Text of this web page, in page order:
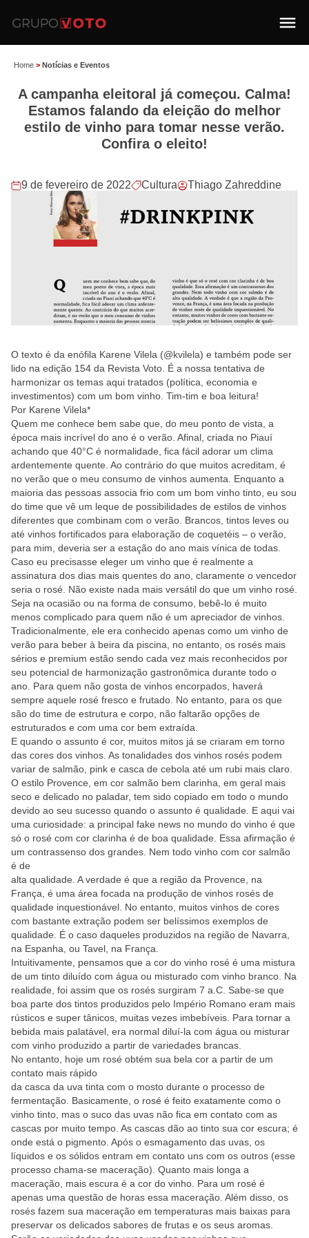
Home > Notícias e Eventos
A campanha eleitoral já começou. Calma!
Estamos falando da eleição do melhor
estilo de vinho para tomar nesse verão.
Confira o eleito!
9 de fevereiro de 2022 Cultura Thiago Zahreddine
O texto é da enófila Karene Vilela (@kvilela) e também pode ser
lido na edição 154 da Revista Voto. É a nossa tentativa de
harmonizar os temas aqui tratados (política, economia e
investimentos) com um bom vinho. Tim-tim e boa leitura!
Por Karene Vilela*
Quem me conhece bem sabe que, do meu ponto de vista, a
época mais incrível do ano é o verão. Afinal, criada no Piauí
achando que 40°C é normalidade, fica fácil adorar um clima
ardentemente quente. Ao contrário do que muitos acreditam, é
no verão que o meu consumo de vinhos aumenta. Enquanto a
maioria das pessoas associa frio com um bom vinho tinto, eu sou
do time que vê um leque de possibilidades de estilos de vinhos
diferentes que combinam com o verão. Brancos, tintos leves ou
até vinhos fortificados para elaboração de coquetéis – o verão,
para mim, deveria ser a estação do ano mais vínica de todas.
Caso eu precisasse eleger um vinho que é realmente a
assinatura dos dias mais quentes do ano, claramente o vencedor
seria o rosé. Não existe nada mais versátil do que um vinho rosé.
Seja na ocasião ou na forma de consumo, bebê-lo é muito
menos complicado para quem não é um apreciador de vinhos.
Tradicionalmente, ele era conhecido apenas como um vinho de
verão para beber à beira da piscina, no entanto, os rosés mais
sérios e premium estão sendo cada vez mais reconhecidos por
seu potencial de harmonização gastronômica durante todo o
ano. Para quem não gosta de vinhos encorpados, haverá
sempre aquele rosé fresco e frutado. No entanto, para os que
são do time de estrutura e corpo, não faltarão opções de
estruturados e com uma cor bem extraída.
E quando o assunto é cor, muitos mitos já se criaram em torno
das cores dos vinhos. As tonalidades dos vinhos rosés podem
variar de salmão, pink e casca de cebola até um rubi mais claro.
O estilo Provence, em cor salmão bem clarinha, em geral mais
seco e delicado no paladar, tem sido copiado em todo o mundo
devido ao seu sucesso quando o assunto é qualidade. E aqui vai
uma curiosidade: a principal fake news no mundo do vinho é que
só o rosé com cor clarinha é de boa qualidade. Essa afirmação é
um contrassenso dos grandes. Nem todo vinho com cor salmão
é de
alta qualidade. A verdade é que a região da Provence, na
França, é uma área focada na produção de vinhos rosés de
qualidade inquestionável. No entanto, muitos vinhos de cores
com bastante extração podem ser belíssimos exemplos de
qualidade. É o caso daqueles produzidos na região de Navarra,
na Espanha, ou Tavel, na França.
Intuitivamente, pensamos que a cor do vinho rosé é uma mistura
de um tinto diluído com água ou misturado com vinho branco. Na
realidade, foi assim que os rosés surgiram 7 a.C. Sabe-se que
boa parte dos tintos produzidos pelo Império Romano eram mais
rústicos e super tânicos, muitas vezes imbebíveis. Para tornar a
bebida mais palatável, era normal diluí-la com água ou misturar
com vinho produzido a partir de variedades brancas.
No entanto, hoje um rosé obtém sua bela cor a partir de um
contato mais rápido
da casca da uva tinta com o mosto durante o processo de
fermentação. Basicamente, o rosé é feito exatamente como o
vinho tinto, mas o suco das uvas não fica em contato com as
cascas por muito tempo. As cascas dão ao tinto sua cor escura; é
onde está o pigmento. Após o esmagamento das uvas, os
líquidos e os sólidos entram em contato uns com os outros (esse
processo chama-se maceração). Quanto mais longa a
maceração, mais escura é a cor do vinho. Para um rosé é
apenas uma questão de horas essa maceração. Além disso, os
rosés fazem sua maceração em temperaturas mais baixas para
preservar os delicados sabores de frutas e os seus aromas.